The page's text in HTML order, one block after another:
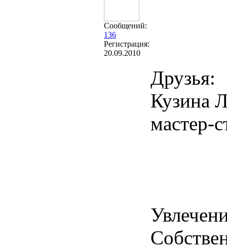
Сообщений:
136
Регистрация:
20.09.2010
Друзья:
Кузина
мастер-